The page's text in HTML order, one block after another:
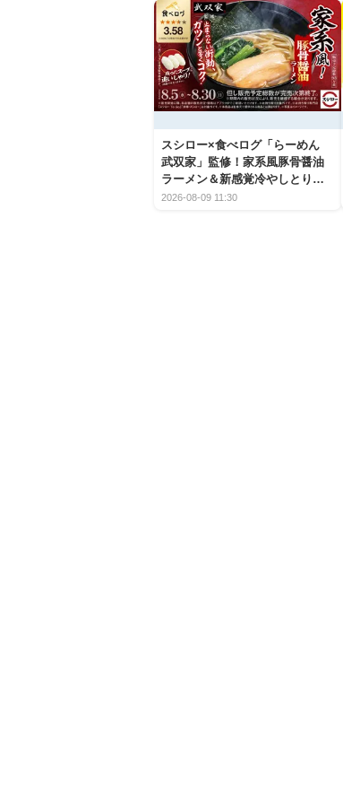
スシロー×食べログ「らーめん
武双家」監修！家系風豚骨醤油
ラーメン＆新感覚冷やしとり天
うどんが新登場
2026-08-09 11:30